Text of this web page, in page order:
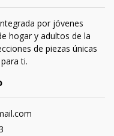
por jóvenes
hogar y adultos de la
de piezas únicas
ti.